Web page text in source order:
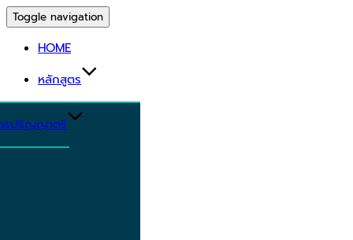
Toggle navigation
HOME
หลักสูตร
รปริญญาตรี